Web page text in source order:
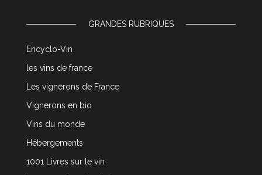
GRANDES RUBRIQUES
Encyclo-Vin
les vins de france
Les vignerons de France
Vignerons en bio
Vins du monde
Hébergements
1001 Livres sur le vin